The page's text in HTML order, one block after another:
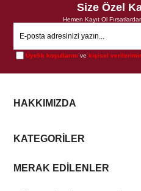
Size Özel
Hemen Kayıt Ol
Üyelik koşullarını vekişisel
HAKKIMIZDA
KATEGORİLER
MERAK EDİLENLER